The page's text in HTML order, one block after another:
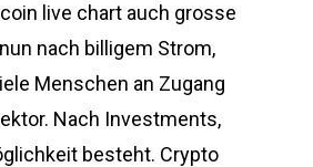
live chart auch grosse
nach billigem Strom,
Menschen an Zugang
Nach Investments,
besteht. Crypto